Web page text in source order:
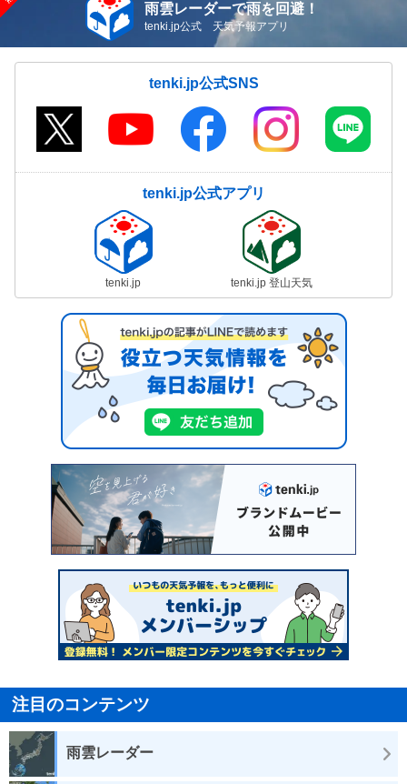
雨雲レーダーで雨を回避！
tenki.jp公式 天気予報アプリ
tenki.jp公式SNS
tenki.jp公式アプリ
tenki.jp tenki.jp 登山天気
注目のコンテンツ
雨雲レーダー